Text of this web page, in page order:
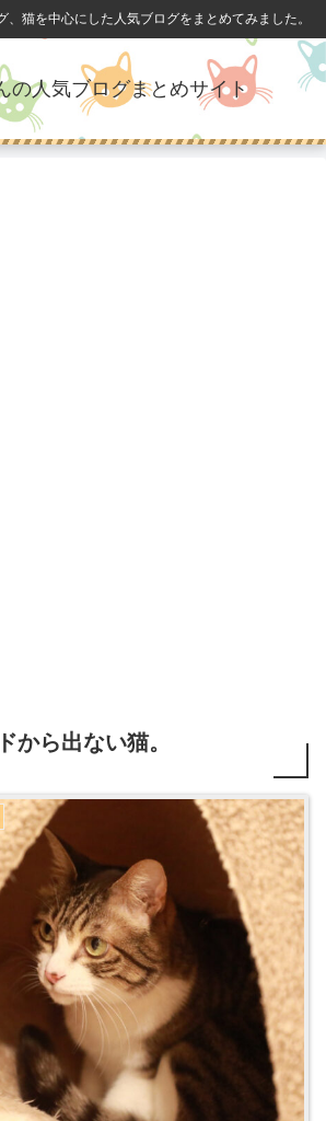
、猫を中心にした人気ブログをまとめてみました。
の人気ブログまとめサイト
から出ない猫。